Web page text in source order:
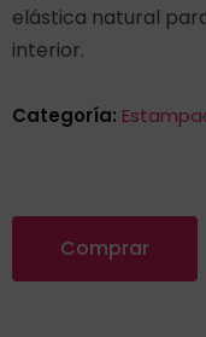
elástica natural
interior.
Categoría:
Comprar